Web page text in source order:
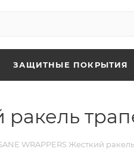
ЗАЩИТНЫЕ ПОКРЫТИЯ
ракель
WRAPPERS Жесткий